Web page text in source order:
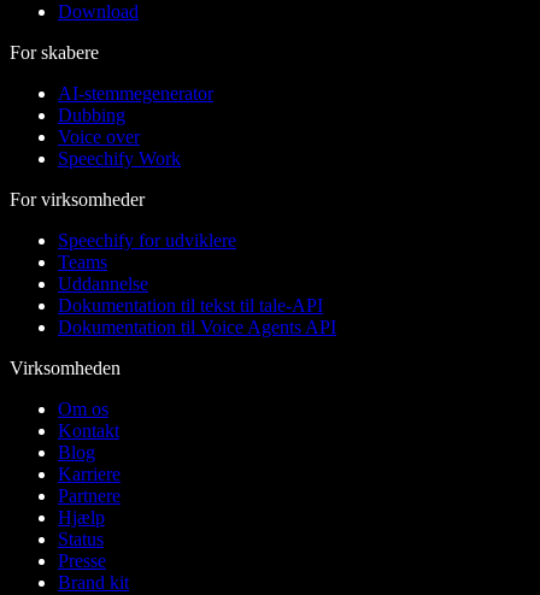
Download
For skabere
AI-stemmegenerator
Dubbing
Voice over
Speechify Work
For virksomheder
Speechify for udviklere
Teams
Uddannelse
Dokumentation til tekst til tale-API
Dokumentation til Voice Agents API
Virksomheden
Om os
Kontakt
Blog
Karriere
Partnere
Hjælp
Status
Presse
Brand kit